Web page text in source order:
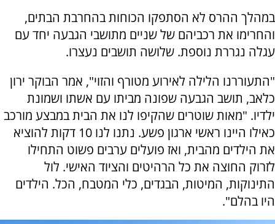
במהלך ההרס לא הסתפקו הכוחות בהחרבת הבתים,
והחרימו את רכביהם של שניים מתושבי הגבעה יחד עם
עגלה נגררת נוספת. שלושה תושבים נעצרו.
"התעוררנו הלילה לאירוע מטורף והזוי", אמר הבוקר ירון
כלאב, תושב הגבעה שפונה מביתו עם אשתו ושמונת
ילדיו. "מאות שוטרים שהקיפו לנו את הבית במבצע מורכב
כאילו היינו ראשי ארגון פשע. נתנו לנו 10 דקות להוציא
את הילדים מהבית, ואז פועלים ערבים פשוט התחילו
לזרוק החוצה את כל הרהיטים והציוד האישי. לול
התינוקות, המיטות, הבגדים, כלי המטבח, הכל. הילדים
היו בהלם".